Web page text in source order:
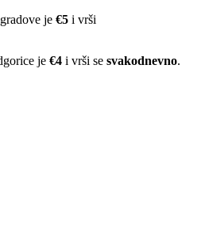
je €5 i vrši
je €4 i vrši se svakodnevno.